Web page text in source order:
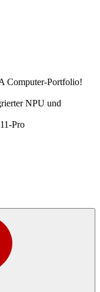
Computer-Portfolio!
NPU und